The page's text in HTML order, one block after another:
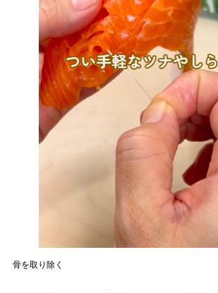
骨を取り除く